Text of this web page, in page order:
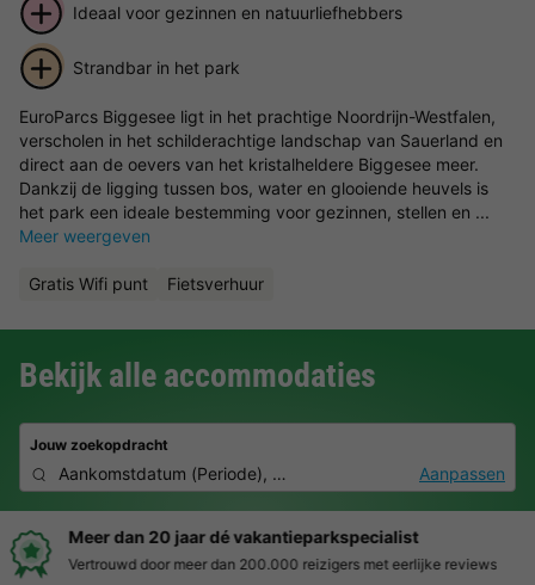
Ideaal voor gezinnen en natuurliefhebbers
Strandbar in het park
EuroParcs Biggesee ligt in het prachtige Noordrijn-Westfalen,
verscholen in het schilderachtige landschap van Sauerland en
direct aan de oevers van het kristalheldere Biggesee meer.
Dankzij de ligging tussen bos, water en glooiende heuvels is
het park een ideale bestemming voor gezinnen, stellen en ...
Meer weergeven
Gratis Wifi punt Fietsverhuur
Bekijk alle accommodaties
Jouw zoekopdracht
Aankomstdatum (Periode), 2 deelnemers, 0 huisdierAanpassen
Boek eenvoudig en zonder stress
Duidelijke prijzen, moeiteloos boeken en veilige betaalomgeving